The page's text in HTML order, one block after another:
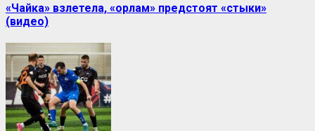
«Чайка» взлетела, «орлам» предстоят «стыки»
(видео)